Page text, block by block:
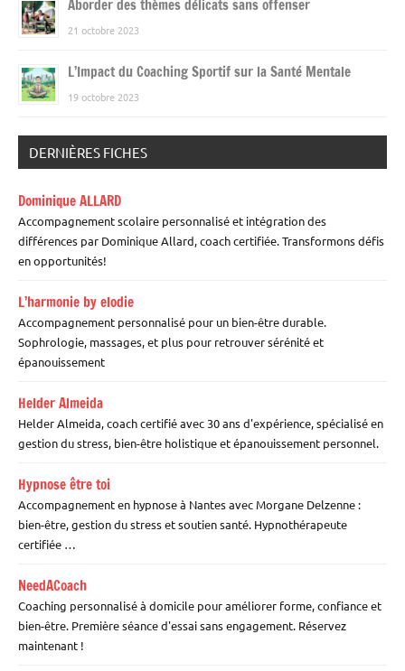
Aborder des thèmes délicats sans offenser
21 octobre 2023
L’Impact du Coaching Sportif sur la Santé Mentale
19 octobre 2023
DERNIÈRES FICHES
Dominique ALLARD
Accompagnement scolaire personnalisé et intégration des
différences par Dominique Allard, coach certifiée. Transformons défis
en opportunités!
L’harmonie by elodie
Accompagnement personnalisé pour un bien-être durable.
Sophrologie, massages, et plus pour retrouver sérénité et
épanouissement
Helder Almeida
Helder Almeida, coach certifié avec 30 ans d'expérience, spécialisé en
gestion du stress, bien-être holistique et épanouissement personnel.
Hypnose être toi
Accompagnement en hypnose à Nantes avec Morgane Delzenne :
bien-être, gestion du stress et soutien santé. Hypnothérapeute
certifiée …
NeedACoach
Coaching personnalisé à domicile pour améliorer forme, confiance et
bien-être. Première séance d'essai sans engagement. Réservez
maintenant !